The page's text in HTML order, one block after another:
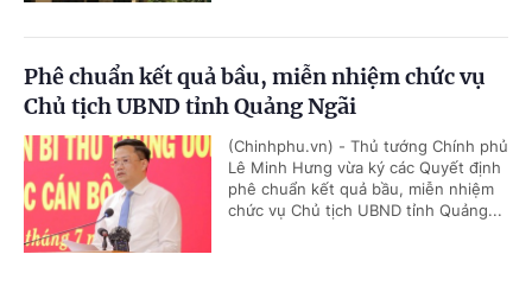
Phê chuẩn kết quả bầu, miễn nhiệm chức vụ
Chủ tịch UBND tỉnh Quảng Ngãi
(Chinhphu.vn) - Thủ tướng Chính phủ
Lê Minh Hưng vừa ký các Quyết định
phê chuẩn kết quả bầu, miễn nhiệm
chức vụ Chủ tịch UBND tỉnh Quảng...